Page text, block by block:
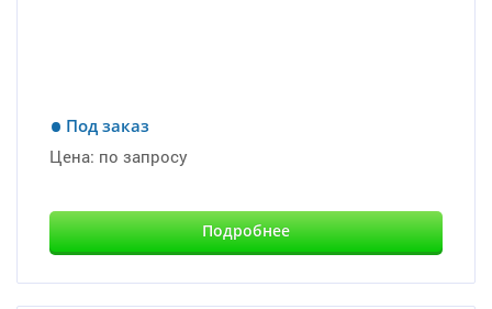
Под заказ
Цена: по запросу
Подробнее